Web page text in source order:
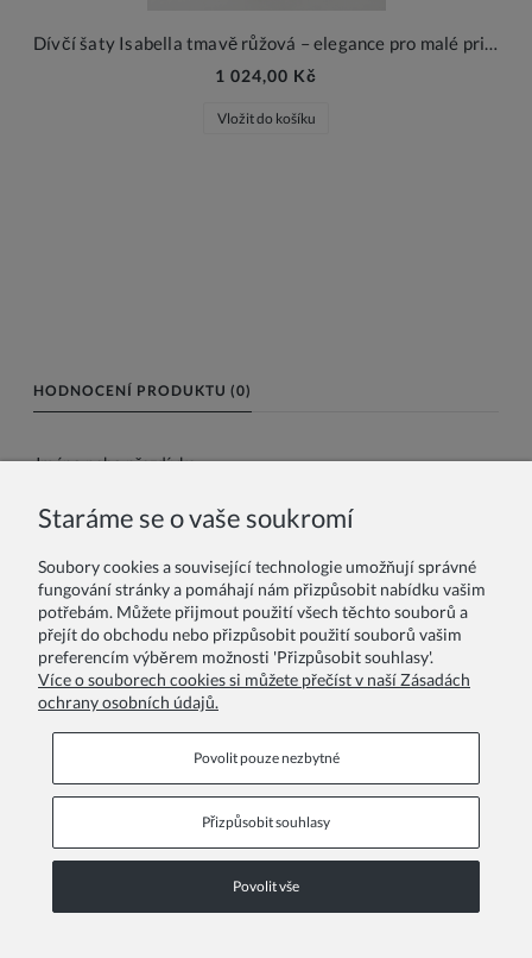
Dívčí šaty Isabella tmavě růžová – elegance pro malé princezny
1 024,00 Kč
Vložit do košíku
HODNOCENÍ PRODUKTU (0)
Jméno nebo přezdívka:
Staráme se o vaše soukromí
Soubory cookies a související technologie umožňují správné
fungování stránky a pomáhají nám přizpůsobit nabídku vašim
potřebám. Můžete přijmout použití všech těchto souborů a
přejít do obchodu nebo přizpůsobit použití souborů vašim
preferencím výběrem možnosti 'Přizpůsobit souhlasy'.
Více o souborech cookies si můžete přečíst v naší Zásadách
ochrany osobních údajů.
Povolit pouze nezbytné
Přizpůsobit souhlasy
Povolit vše